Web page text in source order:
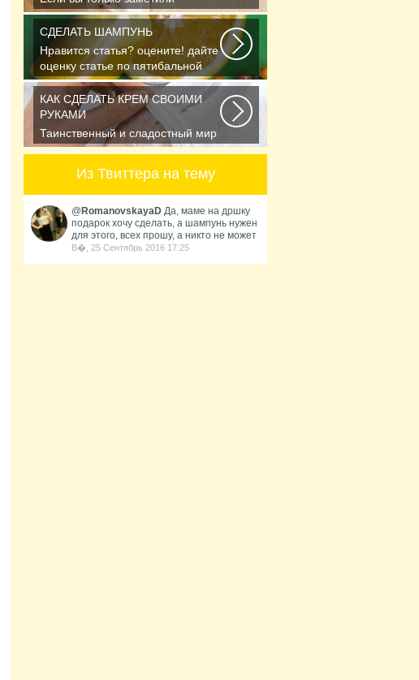
появление первых морщинок или
уже утратили им счет...
СДЕЛАТЬ ШАМПУНЬ
Нравится статья? оцените! дайте
оценку статье по пятибальной
шкале Спасибо...
КАК СДЕЛАТЬ КРЕМ СВОИМИ
РУКАМИ
Таинственный и сладостный мир
ароматов неудержимо влечёт к
Из Твиттера на тему
@ RomanovskayaD Да, маме на дршку
подарок хочу сделать, а шампунь нужен
для этого, всех прошу, а никто не может
В�, 25 Сентябрь 2016 17:25